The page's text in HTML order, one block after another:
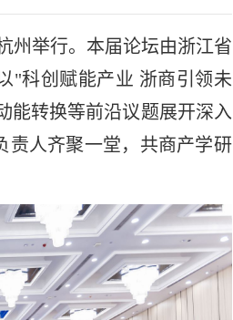
州举行。本届论坛由浙江省
"科创赋能产业 浙商引领未
能转换等前沿议题展开深入
责人齐聚一堂，共商产学研